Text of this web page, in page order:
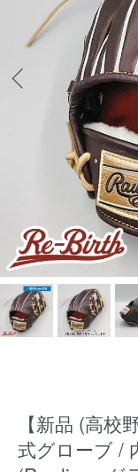
【新品 (高校
式グローブ /